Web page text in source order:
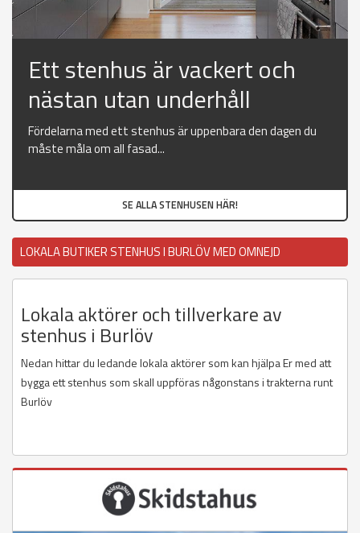
Ett stenhus är vackert och
nästan utan underhåll
Fördelarna med ett stenhus är uppenbara den dagen du
måste måla om all fasad...
SE ALLA STENHUSEN HÄR!
LOKALA BUTIKER STENHUS I BURLÖV MED OMNEJD
Lokala aktörer och tillverkare av
stenhus i Burlöv
Nedan hittar du ledande lokala aktörer som kan hjälpa Er med att
bygga ett stenhus som skall uppföras någonstans i trakterna runt
Burlöv